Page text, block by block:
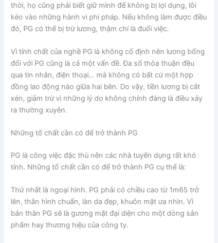
thời, họ cũng phải biết giữ mình để không bị lợi dụng, lôi
kéo vào những hành vi phi pháp. Nếu không làm được điều
đó, PG có thể bị trừ lương, thậm chí là đuổi việc.
Vì tính chất của nghề PG là không cố định nên lương bổng
đối với PG cũng là cả một vấn đề. Đa số thỏa thuận đều
qua tin nhắn, điện thoại… mà không có bất cứ một hợp
đồng lao động nào giữa hai bên. Do vậy, tiền lương bị cắt
xén, giảm trừ vì những lý do không chính đáng là điều xảy
ra thường xuyên.
Những tố chất cần có để trở thành PG
PG là công việc đặc thù nên các nhà tuyển dụng rất khó
tính. Những tố chất cần có để trở thành PG cụ thể là:
Thứ nhất là ngoại hình. PG phải có chiều cao từ 1m65 trở
lên, thân hình chuẩn, làn da đẹp, khuôn mặt ưa nhìn. Vì
bản thân PG sẽ là gương mặt đại diện cho một dòng sản
phẩm hay thương hiệu của công ty.